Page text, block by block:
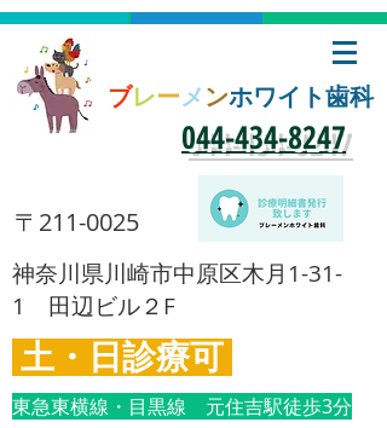
ブレー メ ンホワイト歯科
​044-434-8247
​〒211-0025
​神奈川県川崎市中原区木月1-31-
1 田辺ビル２F
土・日診療可
東急東横線・目黒線 元住吉駅徒歩3分